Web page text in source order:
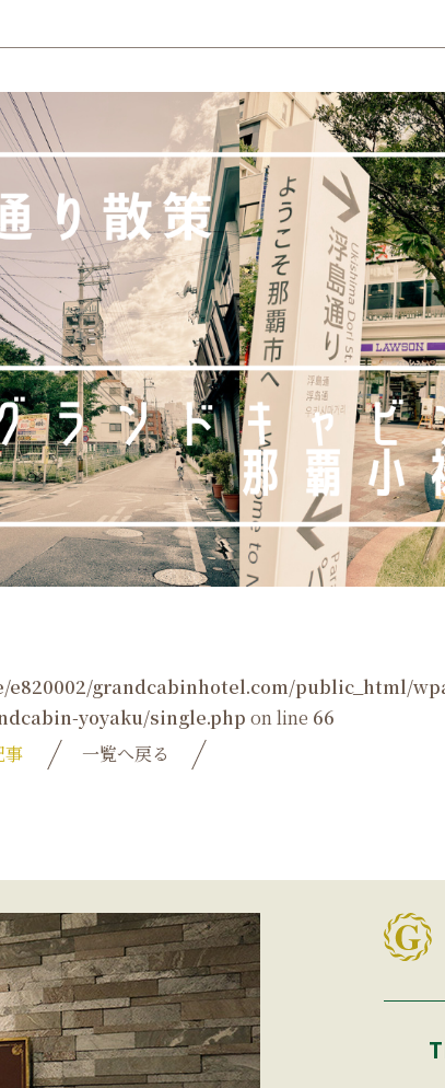
e820002/grandcabinhotel.com/public_html/
yoyaku/single.php on line 66
事
一覧へ戻る